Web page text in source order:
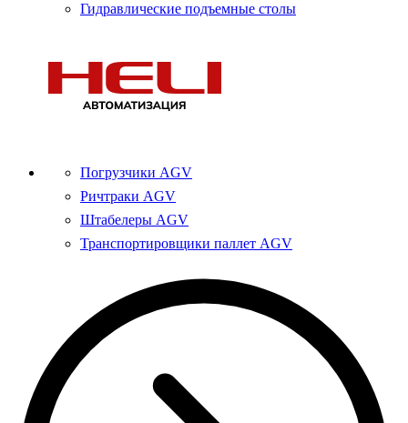
Гидравлические подъемные столы
Погрузчики AGV
Ричтраки AGV
Штабелеры AGV
Транспортировщики паллет AGV